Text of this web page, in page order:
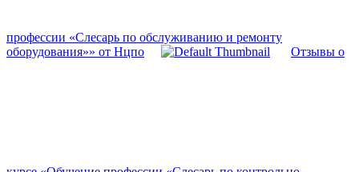
профессии «Слесарь по обслуживанию и ремонту
оборудования»» от Нцпо
Отзывы о